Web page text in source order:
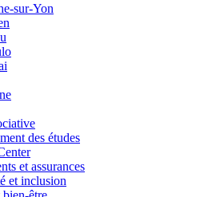
sur-Yon
des études
et assurances
et inclusion